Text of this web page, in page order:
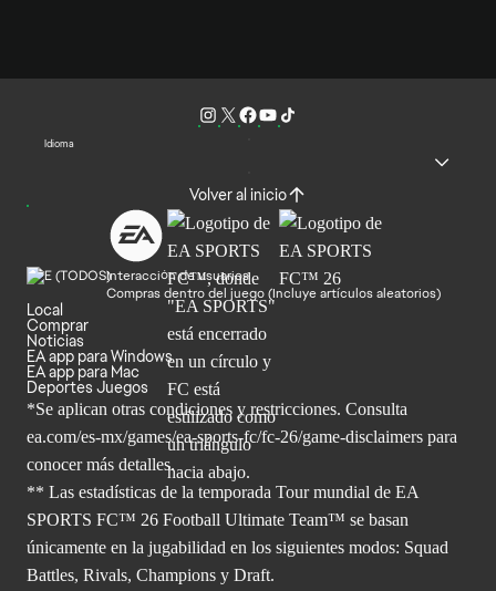
Idioma
Volver al inicio
Interacción de usuarios
Compras dentro del juego (Incluye artículos aleatorios)
Local
Comprar
Noticias
EA app para Windows
EA app para Mac
Deportes Juegos
*Se aplican otras condiciones y restricciones. Consulta
ea.com/es-mx/games/ea-sports-fc/fc-26/game-disclaimers para
conocer más detalles.
** Las estadísticas de la temporada Tour mundial de EA
SPORTS FC™ 26 Football Ultimate Team™ se basan
únicamente en la jugabilidad en los siguientes modos: Squad
Battles, Rivals, Champions y Draft.